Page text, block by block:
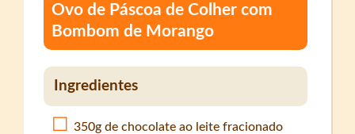
Ovo de Páscoa de Colher com
Bombom de Morango
Ingredientes
350g de chocolate ao leite fracionado